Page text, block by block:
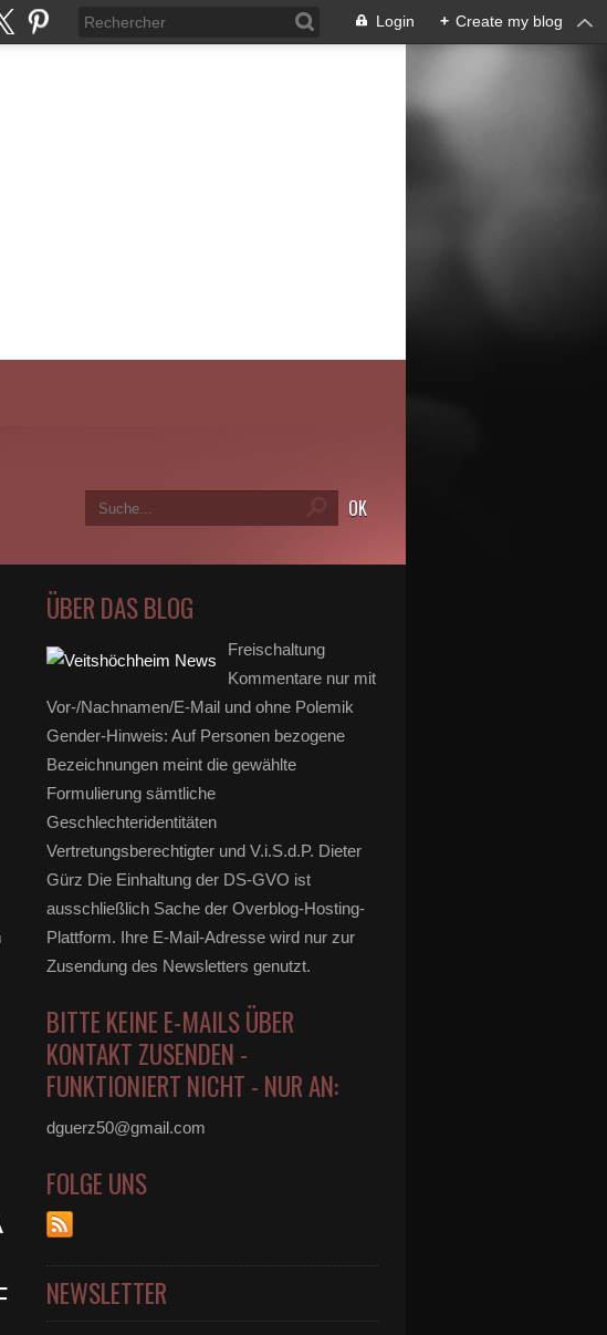
Login + Create my blog
ÜBER DAS BLOG
Freischaltung
Kommentare nur mit
Vor-/Nachnamen/E-Mail und ohne Polemik
Gender-Hinweis: Auf Personen bezogene
Bezeichnungen meint die gewählte
Formulierung sämtliche
Geschlechteridentitäten
Vertretungsberechtigter und V.i.S.d.P. Dieter
Gürz Die Einhaltung der DS-GVO ist
ausschließlich Sache der Overblog-Hosting-
Plattform. Ihre E-Mail-Adresse wird nur zur
Zusendung des Newsletters genutzt.
BITTE KEINE E-MAILS ÜBER
KONTAKT ZUSENDEN -
FUNKTIONIERT NICHT - NUR AN:
dguerz50@gmail.com
FOLGE UNS
NEWSLETTER